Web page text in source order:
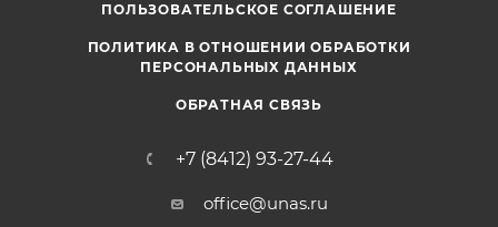
ПОЛЬЗОВАТЕЛЬСКОЕ СОГЛАШЕНИЕ
ПОЛИТИКА В ОТНОШЕНИИ ОБРАБОТКИ
ПЕРСОНАЛЬНЫХ ДАННЫХ
ОБРАТНАЯ СВЯЗЬ
+7 (8412) 93-27-44
office@unas.ru